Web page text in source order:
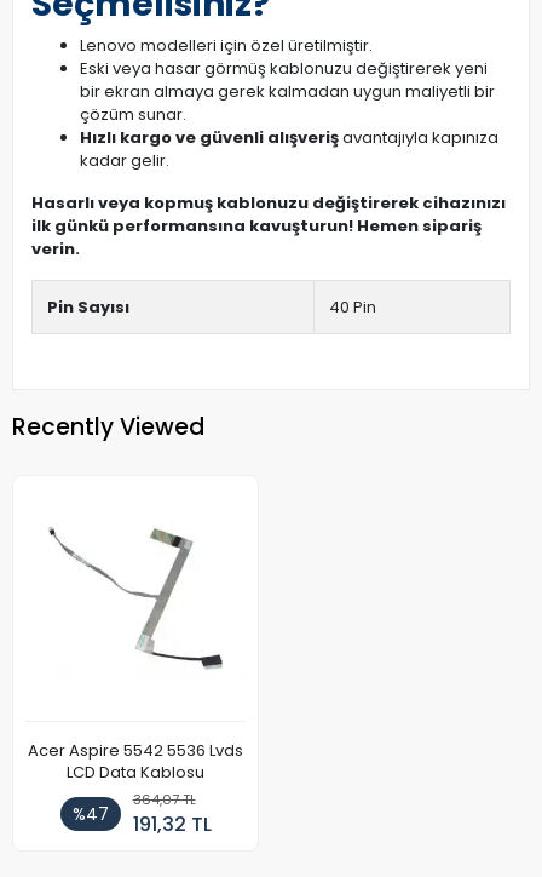
Lenovo modelleri için özel üretilmiştir.
Eski veya hasar görmüş kablonuzu değiştirerek yeni
bir ekran almaya gerek kalmadan uygun maliyetli bir
çözüm sunar.
Hızlı kargo ve güvenli alışverişavantajıyla kapınıza
kadar gelir.
Hasarlı veya kopmuş kablonuzu değiştirerek cihazınızı
ilk günkü performansına kavuşturun! Hemen sipariş
verin.
Pin Sayısı 40 Pin
Recently Viewed
Acer Aspire 5542 5536 Lvds
LCD Data Kablosu
%47
364,07 TL
191,32 TL